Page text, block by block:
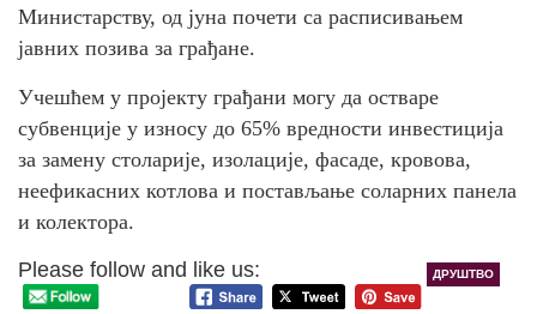
Министарству, од јуна почети са расписивањем
јавних позива за грађане.
Учешћем у пројекту грађани могу да остваре
субвенције у износу до 65% вредности инвестиција
за замену столарије, изолације, фасаде, кровова,
неефикасних котлова и постављање соларних панела
и колектора.
Please follow and like us:
ДРУШТВО